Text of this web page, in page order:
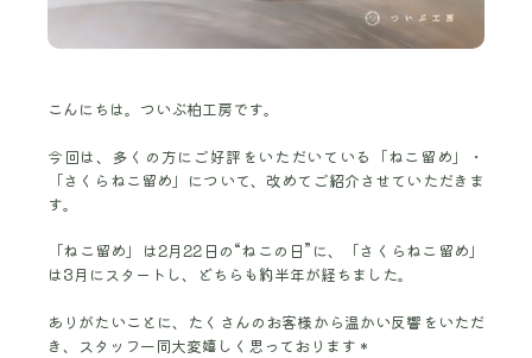
こんにちは。ついぶ柏工房です。
今回は、多くの方にご好評をいただいている「ねこ留め」・
「さくらねこ留め」について、改めてご紹介させていただきま
す。
「ねこ留め」は2月22日の“ねこの日”に、「さくらねこ留め」
は3月にスタートし、どちらも約半年が経ちました。
ありがたいことに、たくさんのお客様から温かい反響をいただ
き、スタッフ一同大変嬉しく思っております＊